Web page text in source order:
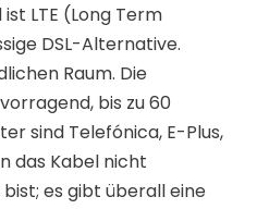
LTE (Long Term
DSL-Alternative.
Raum. Die
bis zu 60
sind Telefónica, E-Plus,
das Kabel nicht
es gibt überall eine